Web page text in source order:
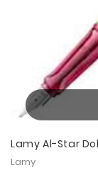
Lamy Al-Star
Lamy